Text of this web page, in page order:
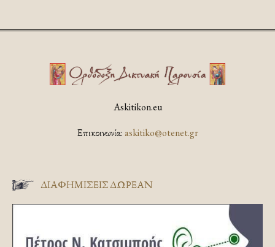
Askitikon.eu
Επικοινωνία:askitiko@otenet.gr
ΔΙΑΦΗΜΊΣΕΙΣ ΔΩΡΕΆΝ